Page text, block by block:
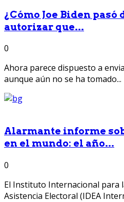
¿Cómo Joe Biden pasó
autorizar que...
0
Ahora parece dispuesto a
aunque aún no se ha tomado...
Alarmante informe
en el mundo: el año...
0
El Instituto Internacional para
Asistencia Electoral (IDEA